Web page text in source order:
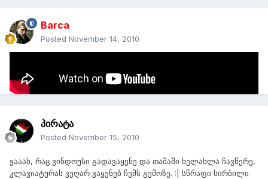
Barca
Posted November 14, 2010
პირატა
Posted November 15, 2010
ვააახ, რაც ვინდოუსი გადავაყენე და თამაში ხელახლა ჩავწერე,
კლავიატურას ვეღარ ვაყენებ ჩემს გემოზე. :| სწრაფი სირბილი